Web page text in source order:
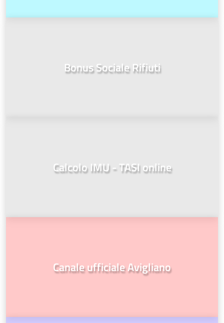
Bonus Sociale Rifiuti
Calcolo IMU - TASI online
Canale ufficiale Avigliano